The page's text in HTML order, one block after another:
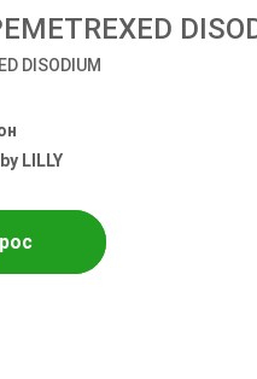
DISODIUM
LILLY